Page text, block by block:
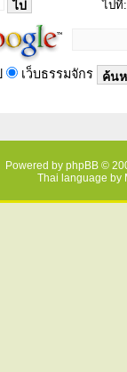
ไปที่:
เว็บธรรมจักร
Powered by phpBB ©
Thai language by